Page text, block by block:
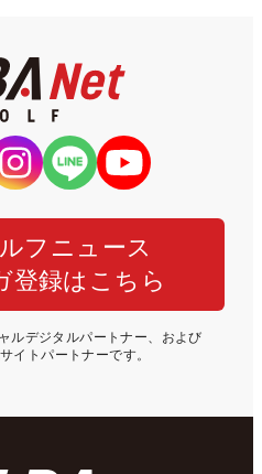
フニュース
登録はこちら
ルデジタルパートナー、および
イトパートナーです。